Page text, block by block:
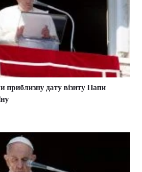
приблизну дату візиту Папи